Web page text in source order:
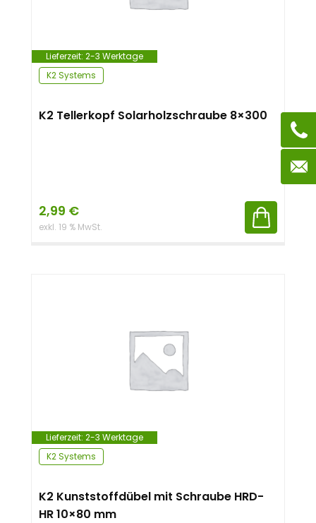
Lieferzeit: 2-3 Werktage
K2 Systems
K2 Tellerkopf Solarholzschraube 8×300
2,99 €
exkl. 19 % MwSt.
Lieferzeit: 2-3 Werktage
K2 Systems
K2 Kunststoffdübel mit Schraube HRD-
HR 10×80 mm